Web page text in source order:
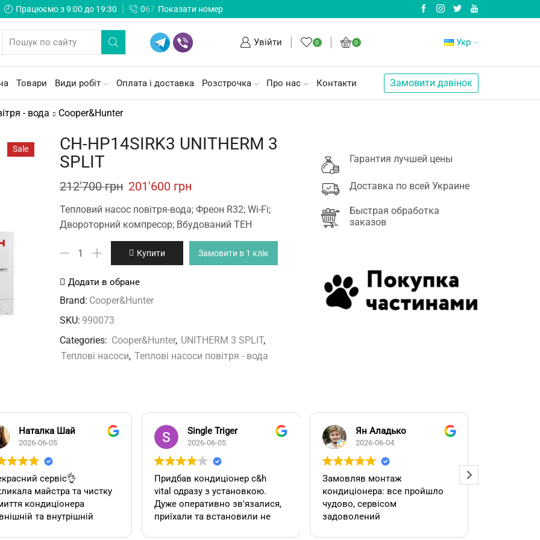
Працюємо з 9:00 до 19:30 067 Показати номер
Увійти 0 0 Укр
Товари Види робіт Оплата і доставка Розстрочка Про нас Контакти Замовити дзвінок
- вода Cooper&Hunter
Sale
CH-HP14SIRK3 UNITHERM 3
SPLIT
212'700грн Original
price
was:
212'700 грн.
201'600 грн
price
is:
201'600 грн.
Тепловий насос повітря-вода; Фреон R32; Wi-Fi;
Двороторний компресор; Вбудований ТЕН
UNITHERM
3
кількість
Купити Замовити в 1 клік
Додати в обране
Brand: Cooper&Hunter
SKU: 990073
Categories: Cooper&Hunter, UNITHERM 3 SPLIT,
Теплові насоси, Теплові насоси повітря - вода
Гарантия лучшей цены
Доставка по всей Украине
Быстрая обработка
заказов
Наталка Шай
2026-06-05
сервіс👌
майстра та чистку
кондиціонера
та внутрішній
Single Triger
2026-06-05
Придбав кондиціонер c&h
vital одразу з установкою.
Дуже оперативно зв'язалися,
приїхали та встановили не
Ян Аладько
2026-06-04
Замовляв монтаж
кондиціонера: все пройшло
чудово, сервісом
задоволений